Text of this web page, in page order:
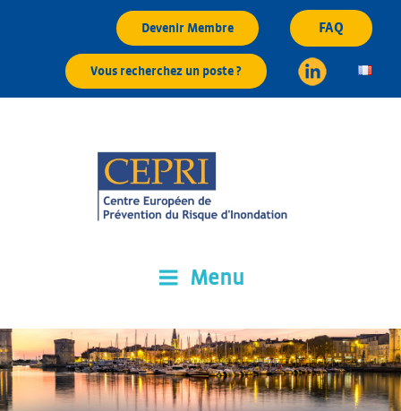
Devenir Membre FAQ
Vous recherchez un poste ?
Menu